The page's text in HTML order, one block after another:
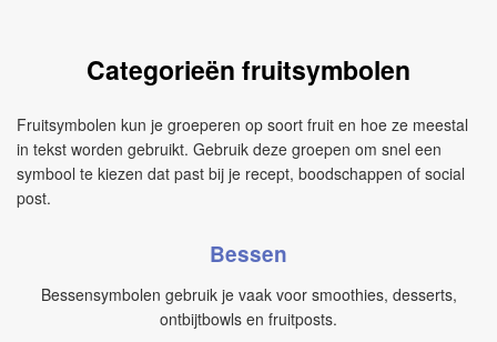
Categorieën fruitsymbolen
Fruitsymbolen kun je groeperen op soort fruit en hoe ze meestal
in tekst worden gebruikt. Gebruik deze groepen om snel een
symbool te kiezen dat past bij je recept, boodschappen of social
post.
Bessen
Bessensymbolen gebruik je vaak voor smoothies, desserts,
ontbijtbowls en fruitposts.